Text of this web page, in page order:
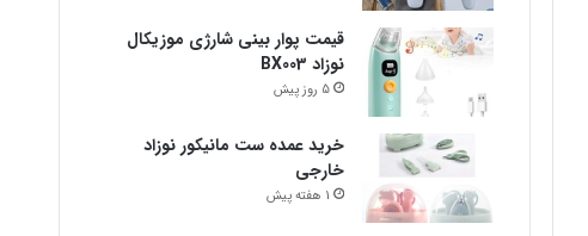
قیمت پوار بینی شارژی موزیکال
نوزاد BX003
5 روز پیش
خرید عمده ست مانیکور نوزاد
خارجی
1 هفته پیش